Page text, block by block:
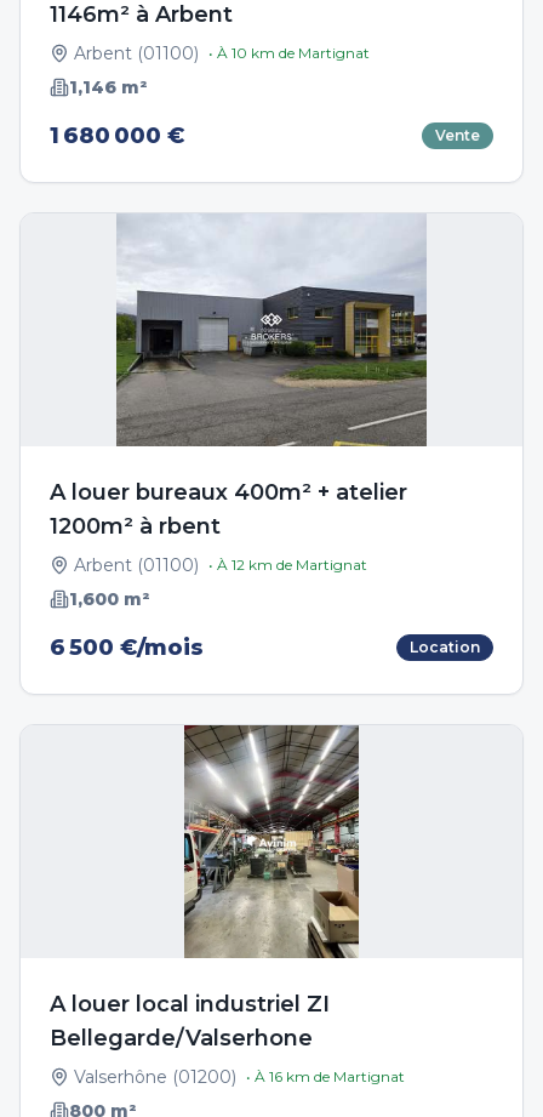
1146m² à Arbent
Arbent (01100) • À 10 km de Martignat
1,146 m²
1 680 000 € Vente
A louer bureaux 400m² + atelier
1200m² à rbent
Arbent (01100) • À 12 km de Martignat
1,600 m²
6 500 €/mois Location
A louer local industriel ZI
Bellegarde/Valserhone
Valserhône (01200) • À 16 km de Martignat
800 m²